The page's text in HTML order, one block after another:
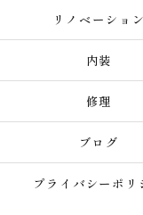
リノベーション
内装
修理
ブログ
プライバシーポリ